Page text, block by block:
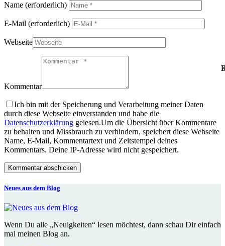
Name (erforderlich)
E-Mail (erforderlich)
Webseite
Kommentar
Ich bin mit der Speicherung und Verarbeitung meiner Daten
durch diese Webseite einverstanden und habe die
Datenschutzerklärung gelesen.Um die Übersicht über Kommentare
zu behalten und Missbrauch zu verhindern, speichert diese Webseite
Name, E-Mail, Kommentartext und Zeitstempel deines
Kommentars. Deine IP-Adresse wird nicht gespeichert.
Neues aus dem Blog
Wenn Du alle „Neuigkeiten“ lesen möchtest, dann schau Dir einfach
mal meinen Blog an.